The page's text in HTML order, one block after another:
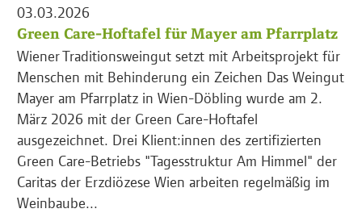
03.03.2026
Green Care-Hoftafel für Mayer am Pfarrplatz
Wiener Traditionsweingut setzt mit Arbeitsprojekt für
Menschen mit Behinderung ein Zeichen Das Weingut
Mayer am Pfarrplatz in Wien-Döbling wurde am 2.
März 2026 mit der Green Care-Hoftafel
ausgezeichnet. Drei Klient:innen des zertifizierten
Green Care-Betriebs "Tagesstruktur Am Himmel" der
Caritas der Erzdiözese Wien arbeiten regelmäßig im
Weinbaube...